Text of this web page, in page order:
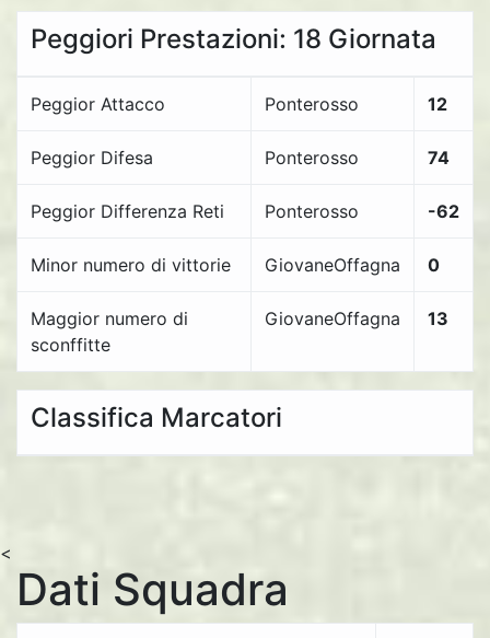
Peggiori Prestazioni: 18 Giornata
Peggior Attacco Ponterosso 12
Peggior Difesa Ponterosso 74
Peggior Differenza Reti Ponterosso -62
Minor numero di vittorie GiovaneOffagna 0
Maggior numero di
sconffitte
GiovaneOffagna 13
Classifica Marcatori
<
Dati Squadra